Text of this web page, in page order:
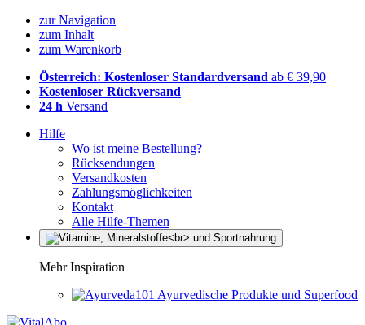
zur Navigation
zum Inhalt
zum Warenkorb
Österreich: Kostenloser Standardversand ab € 39,90
Kostenloser Rückversand
24 h Versand
Hilfe
Wo ist meine Bestellung?
Rücksendungen
Versandkosten
Zahlungsmöglichkeiten
Kontakt
Alle Hilfe-Themen
Mehr Inspiration
Ayurvedische Produkte und Superfood